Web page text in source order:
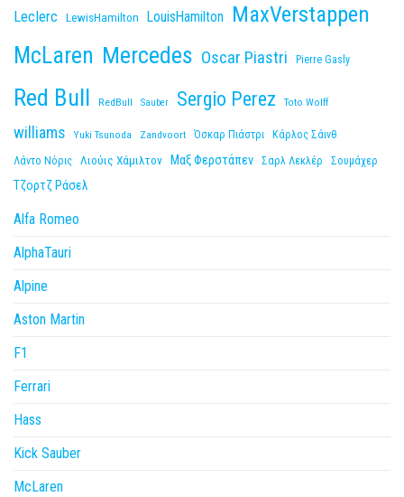
Leclerc LewisHamilton LouisHamilton MaxVerstappen
McLaren Mercedes Oscar Piastri Pierre Gasly
Red Bull RedBull Sauber Sergio Perez Toto Wolff
williams Yuki Tsunoda Zandvoort Όσκαρ Πιάστρι Κάρλος Σάινθ
Λάντο Νόρις Λιούις Χάμιλτον Μαξ Φερστάπεν Σαρλ Λεκλέρ Σουμάχερ
Τζορτζ Ράσελ
Alfa Romeo
AlphaTauri
Alpine
Aston Martin
F1
Ferrari
Hass
Kick Sauber
McLaren